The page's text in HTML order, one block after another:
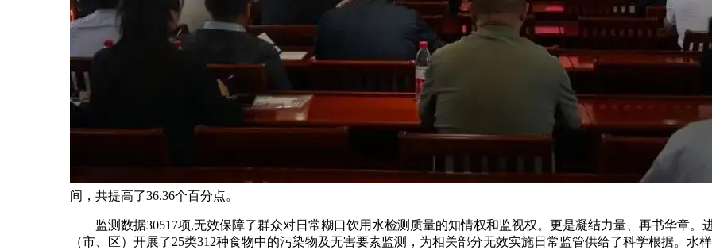
间，共提高了36.36个百分点。
监测数据30517项,无效保障了群众对日常糊口饮用水检测质量的知情权和监视权。更是凝结力量、再书华章。
（市、区）开展了25类312种食物中的污染物及无害要素监测，为相关部分无效实施日常监管供给了科学根据。水